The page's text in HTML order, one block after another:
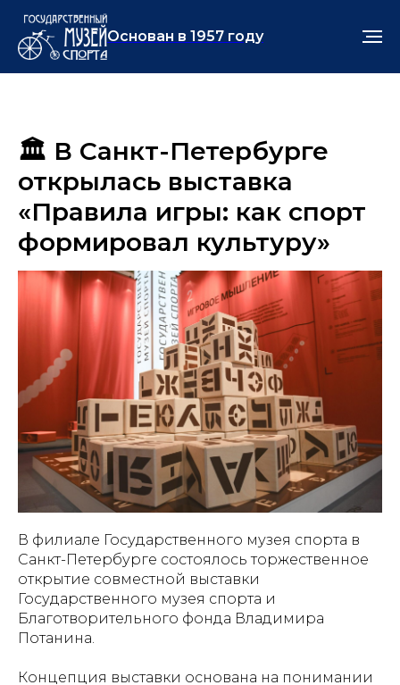
Основан в 1957 году
🏛 В Санкт-Петербурге
открылась выставка
«Правила игры: как спорт
формировал культуру»
В филиале Государственного музея спорта в
Санкт-Петербурге состоялось торжественное
открытие совместной выставки
Государственного музея спорта и
Благотворительного фонда Владимира
Потанина.
Концепция выставки основана на понимании